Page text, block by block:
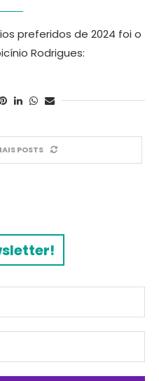
preferidos de 2024 foi o
Rodrigues:
POSTS